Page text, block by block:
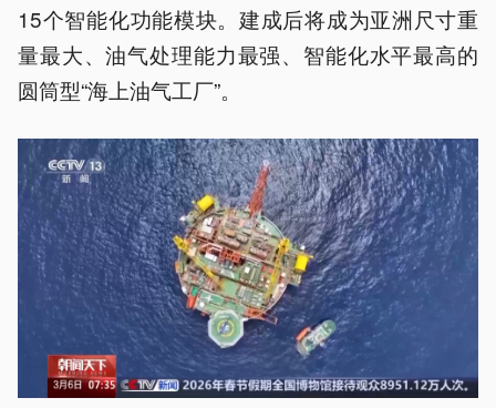
15个智能化功能模块。建成后将成为亚洲尺寸重
量最大、油气处理能力最强、智能化水平最高的
圆筒型“海上油气工厂”。